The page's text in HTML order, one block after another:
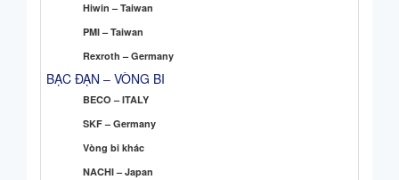
Hiwin – Taiwan
PMI – Taiwan
Rexroth – Germany
BẠC ĐẠN – VÒNG BI
BECO – ITALY
SKF – Germany
Vòng bi khác
NACHI – Japan